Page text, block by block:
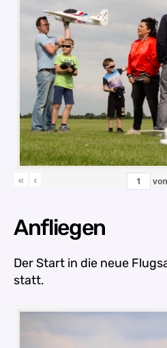
« ‹ von
Anfliegen
Der Start in die neue
statt.